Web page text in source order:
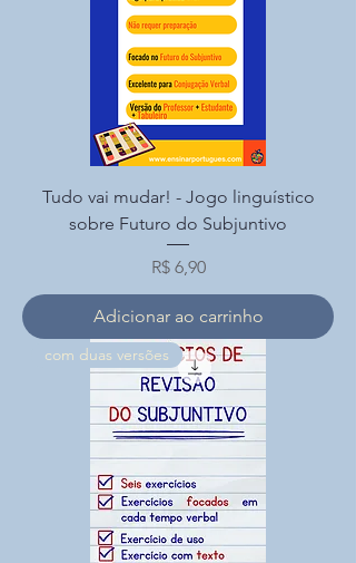
Tudo vai mudar! - Jogo linguístico
sobre Futuro do Subjuntivo
Preço
R$ 6,90
Adicionar ao carrinho
com duas versões